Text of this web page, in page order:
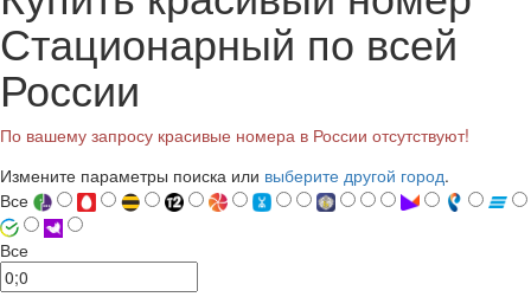
Стационарный по всей
России
По вашему запросу красивые номера в России отсутствуют!
Измените параметры поиска или выберите другой город.
Все
Все